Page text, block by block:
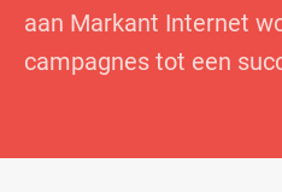
aan Markant Internet
campagnes tot een